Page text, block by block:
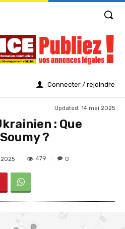
Connecter / rejoindre
Updated: 14 mai 2025
: Que
?
479 0